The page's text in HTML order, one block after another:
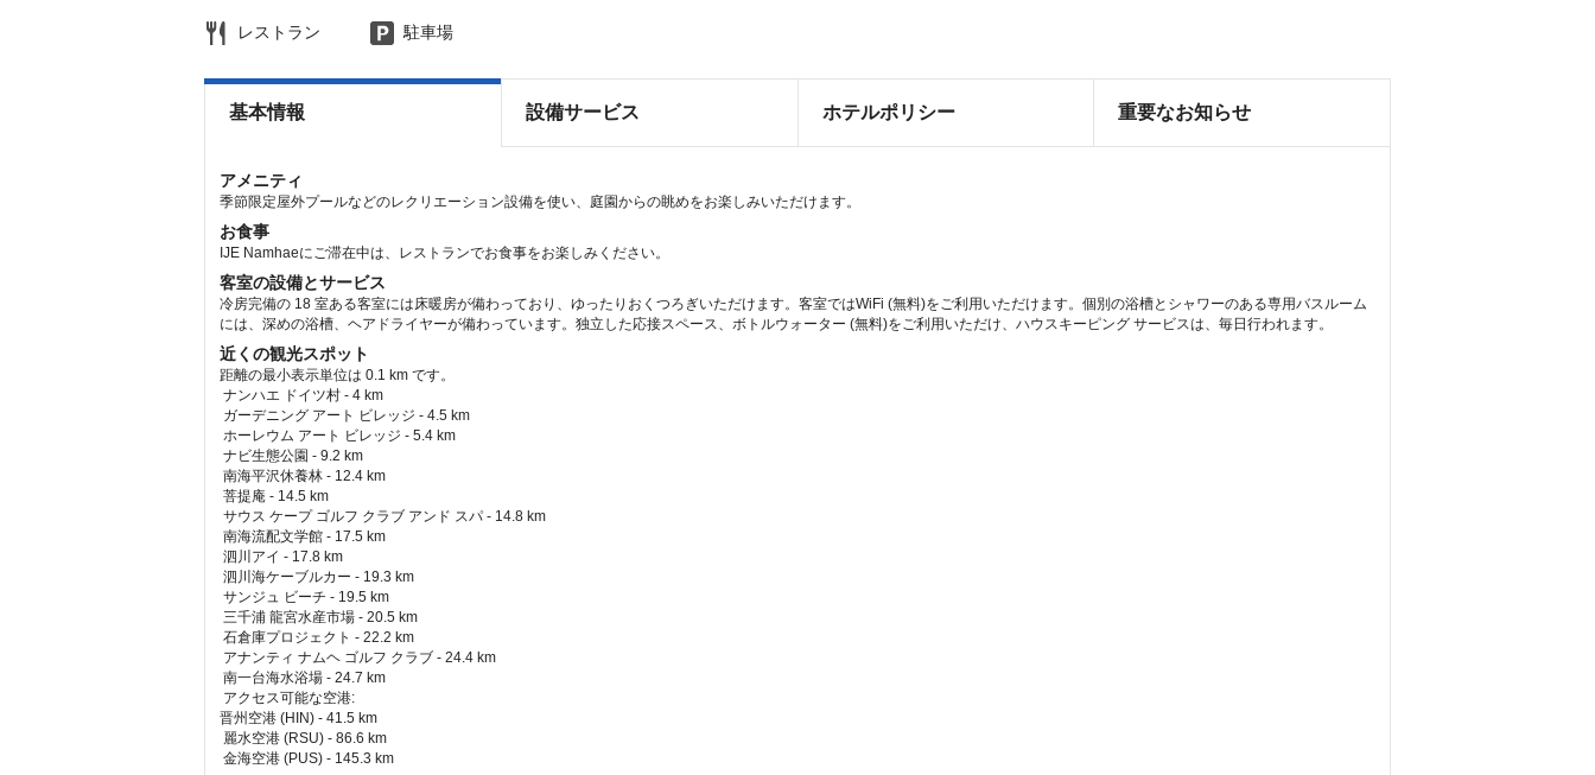
レストラン 駐車場
基本情報 設備サービス ホテルポリシー 重要なお知らせ
アメニティ
季節限定屋外プールなどのレクリエーション設備を使い、庭園からの眺めをお楽しみいただけます。
お食事
IJE Namhaeにご滞在中は、レストランでお食事をお楽しみください。
客室の設備とサービス
冷房完備の 18 室ある客室には床暖房が備わっており、ゆったりおくつろぎいただけます。客室ではWiFi (無料)をご利用いただけます。個別の浴槽とシャワーのある専用バスルーム
には、深めの浴槽、ヘアドライヤーが備わっています。独立した応接スペース、ボトルウォーター (無料)をご利用いただけ、ハウスキーピング サービスは、毎日行われます。
近くの観光スポット
距離の最小表示単位は 0.1 km です。
ナンハエ ドイツ村 - 4 km
ガーデニング アート ビレッジ - 4.5 km
ホーレウム アート ビレッジ - 5.4 km
ナビ生態公園 - 9.2 km
南海平沢休養林 - 12.4 km
菩提庵 - 14.5 km
サウス ケープ ゴルフ クラブ アンド スパ - 14.8 km
南海流配文学館 - 17.5 km
泗川アイ - 17.8 km
泗川海ケーブルカー - 19.3 km
サンジュ ビーチ - 19.5 km
三千浦 龍宮水産市場 - 20.5 km
石倉庫プロジェクト - 22.2 km
アナンティ ナムヘ ゴルフ クラブ - 24.4 km
南一台海水浴場 - 24.7 km
アクセス可能な空港:
晋州空港 (HIN) - 41.5 km
麗水空港 (RSU) - 86.6 km
金海空港 (PUS) - 145.3 km